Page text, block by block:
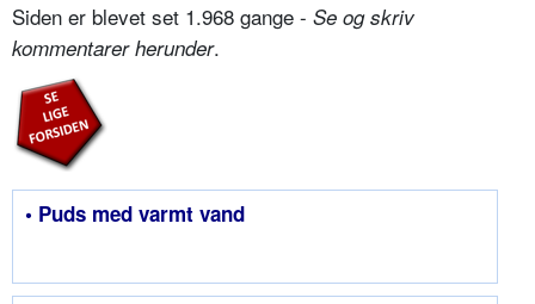
Siden er blevet set 1.968 gange - Se og skriv
kommentarer herunder.
• Puds med varmt vand